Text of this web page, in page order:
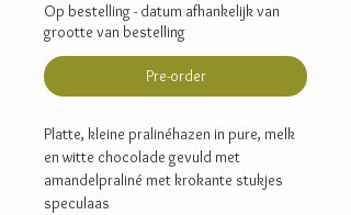
Op bestelling - datum afhankelijk van
grootte van bestelling
Pre-order
Platte, kleine pralinéhazen in pure, melk
en witte chocolade gevuld met
amandelpraliné met krokante stukjes
speculaas